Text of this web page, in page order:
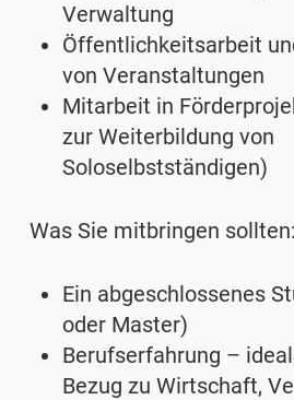
Verwaltung
Öffentlichkeitsarbeit
von Veranstaltungen
Mitarbeit in
zur Weiterbildung von
Soloselbstständigen)
Was Sie mitbringen sollten:
Ein abgeschlossenes
oder Master)
Berufserfahrung –
Bezug zu Wirtschaft,